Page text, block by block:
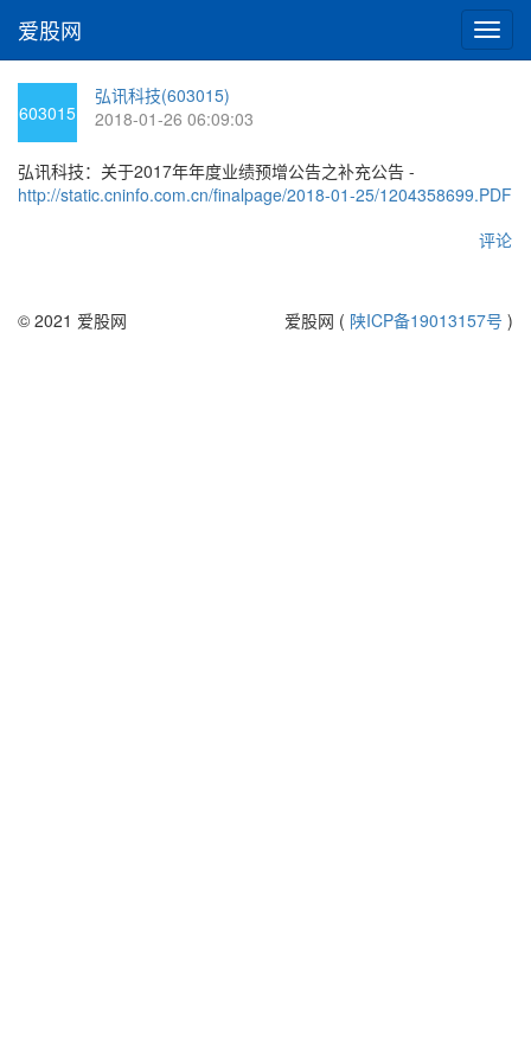
切
换
爱股网
603015
弘讯科技(603015)
2018-01-26 06:09:03
弘讯科技：关于2017年年度业绩预增公告之补充公告 -
http://static.cninfo.com.cn/finalpage/2018-01-25/1204358699.PDF
评论
© 2021 爱股网 爱股网 ( 陕ICP备19013157号 )